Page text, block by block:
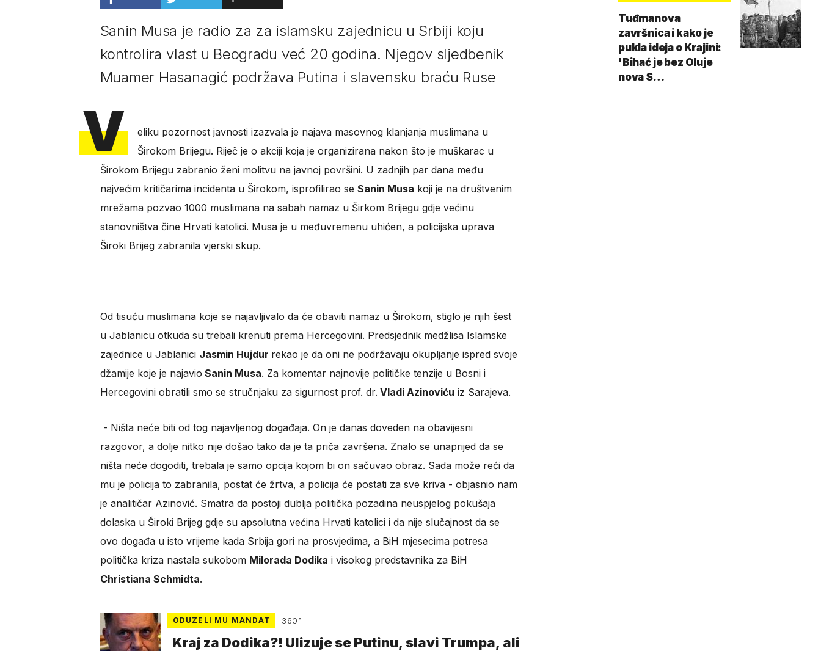
Sanin Musa je radio za za islamsku zajednicu u Srbiji koju
kontrolira vlast u Beogradu već 20 godina. Njegov sljedbenik
Muamer Hasanagić podržava Putina i slavensku braću Ruse
V
eliku pozornost javnosti izazvala je najava masovnog klanjanja muslimana u
Širokom Brijegu. Riječ je o akciji koja je organizirana nakon što je muškarac u
Širokom Brijegu zabranio ženi molitvu na javnoj površini. U zadnjih par dana među
najvećim kritičarima incidenta u Širokom, isprofilirao se Sanin Musa koji je na društvenim
mrežama pozvao 1000 muslimana na sabah namaz u Širkom Brijegu gdje većinu
stanovništva čine Hrvati katolici. Musa je u međuvremenu uhićen, a policijska uprava
Široki Brijeg zabranila vjerski skup.
Od tisuću muslimana koje se najavljivalo da će obaviti namaz u Širokom, stiglo je njih šest
u Jablanicu otkuda su trebali krenuti prema Hercegovini. Predsjednik medžlisa Islamske
zajednice u Jablanici Jasmin Hujdur rekao je da oni ne podržavaju okupljanje ispred svoje
džamije koje je najavio Sanin Musa. Za komentar najnovije političke tenzije u Bosni i
Hercegovini obratili smo se stručnjaku za sigurnost prof. dr. Vladi Azinoviću iz Sarajeva.
- Ništa neće biti od tog najavljenog događaja. On je danas doveden na obavijesni
razgovor, a dolje nitko nije došao tako da je ta priča završena. Znalo se unaprijed da se
ništa neće dogoditi, trebala je samo opcija kojom bi on sačuvao obraz. Sada može reći da
mu je policija to zabranila, postat će žrtva, a policija će postati za sve kriva - objasnio nam
je analitičar Azinović. Smatra da postoji dublja politička pozadina neuspjelog pokušaja
dolaska u Široki Brijeg gdje su apsolutna većina Hrvati katolici i da nije slučajnost da se
ovo događa u isto vrijeme kada Srbija gori na prosvjedima, a BiH mjesecima potresa
politička kriza nastala sukobom Milorada Dodika i visokog predstavnika za BiH
Christiana Schmidta.
ODUZELI MU MANDAT 360°
Kraj za Dodika?! Ulizuje se Putinu, slavi Trumpa, ali
Tuđmanova
završnica i kako je
pukla ideja o Krajini:
'Bihać je bez Oluje
nova S…